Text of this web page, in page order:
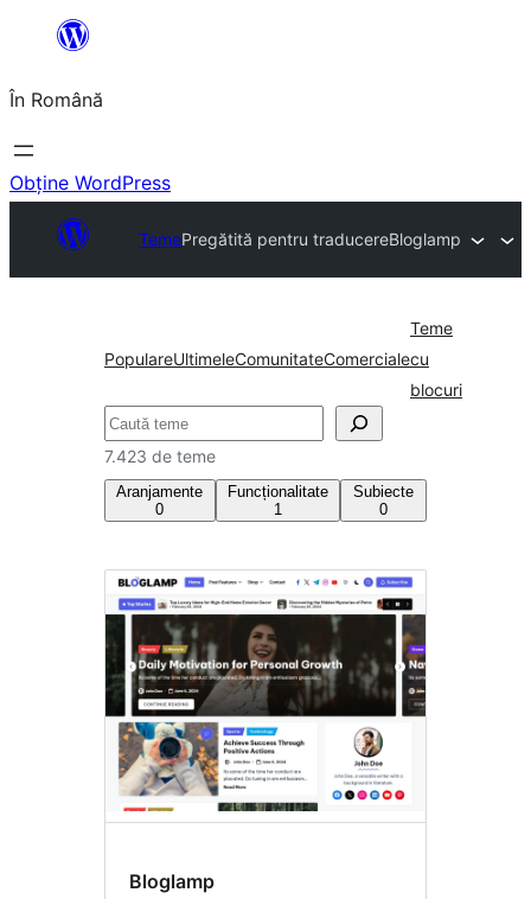
conținut
În Română
Obține WordPress
TemePregătită pentru traducereBloglamp
PopulareUltimeleComunitateComerciale
Teme
cu
blocuri
Caută
7.423 de teme
Aranjamente
0
Funcționalitate
1
Subiecte
0
Pregătită
pentru
traducere
Bloglamp